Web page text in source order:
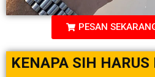
PESAN
KENAPA SIH HARUS